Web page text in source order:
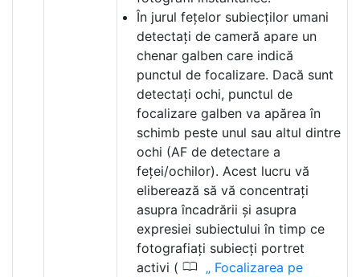
În jurul fețelor subiecților umani
detectați de cameră apare un
chenar galben care indică
punctul de focalizare. Dacă sunt
detectați ochi, punctul de
focalizare galben va apărea în
schimb peste unul sau altul dintre
ochi (AF de detectare a
feței/ochilor). Acest lucru vă
eliberează să vă concentrați
asupra încadrării și asupra
expresiei subiectului în timp ce
fotografiați subiecți portret
activi ( 0
Focalizarea pe